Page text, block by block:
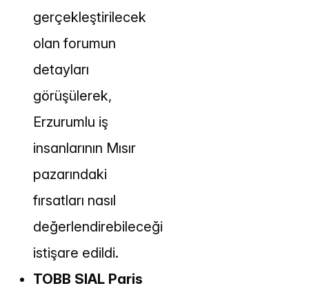
gerçekleştirilecek
olan forumun
detayları
görüşülerek,
Erzurumlu iş
insanlarının Mısır
pazarındaki
fırsatları nasıl
değerlendirebileceği
istişare edildi.
TOBB SIAL Paris